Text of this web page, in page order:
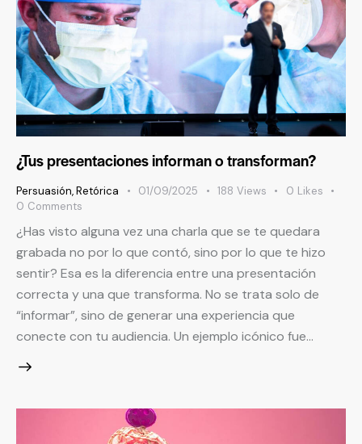
¿Tus presentaciones informan o transforman?
Persuasión,Retórica 01/09/2025 188 Views 0 Likes
0 Comments
¿Has visto alguna vez una charla que se te quedara
grabada no por lo que contó, sino por lo que te hizo
sentir? Esa es la diferencia entre una presentación
correcta y una que transforma. No se trata solo de
“informar”, sino de generar una experiencia que
conecte con tu audiencia. Un ejemplo icónico fue…